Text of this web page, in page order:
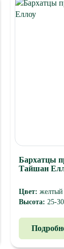
Бархатцы
Тайшан
Цвет: желтый
Высота: 25-
долгим